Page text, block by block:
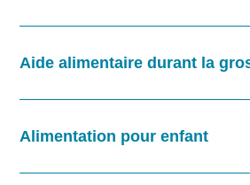
Aide alimentaire durant la
Alimentation pour enfant